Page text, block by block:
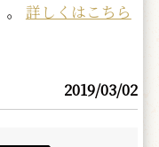
詳しくはこちら
2019/03/02